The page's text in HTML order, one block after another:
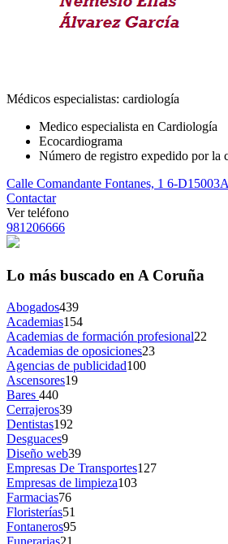
Médicos especialistas: cardiología
Medico especialista en Cardiología
Ecocardiograma
Número de registro expedido por la
Calle Comandante Fontanes, 1 6-D15003
Contactar
Ver teléfono
981206666
Lo más buscado en A Coruña
Abogados439
Academias154
Academias de formación profesional22
Academias de oposiciones23
Agencias de publicidad100
Ascensores19
Bares 440
Cerrajeros39
Dentistas192
Desguaces9
Diseño web39
Empresas De Transportes127
Empresas de limpieza103
Farmacias76
Floristerías51
Fontaneros95
Funerarias21